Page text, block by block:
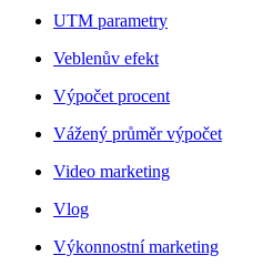
UTM parametry
Veblenův efekt
Výpočet procent
Vážený průměr výpočet
Video marketing
Vlog
Výkonnostní marketing